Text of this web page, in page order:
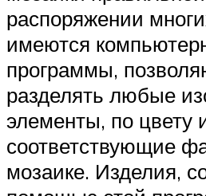
распоряжении
имеются
программы,
разделять любые
элементы, по цвету
соответствующие
мозаике. Изделия,